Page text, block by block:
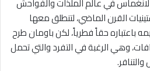
القرن الماضي، لتنطلق معها
باعتباره حقاً فطرياً، لكن باومان طرح
وهي الرغبة في التفرد والتي تحمل